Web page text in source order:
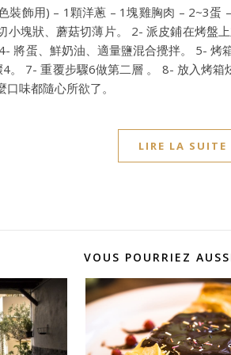
裝飾用) – 1顆洋蔥 – 1塊雞胸肉 – 2~3蛋
小塊狀、蘑菇切薄片。 2- 派皮鋪在烤盤
將蛋、鮮奶油、適量鹽混合攪拌。 5-
。 7- 重覆步驟6做第二層 。 8- 放入烤
味都隨心所欲了。
LIRE LA SUITE
VOUS POURRIEZ